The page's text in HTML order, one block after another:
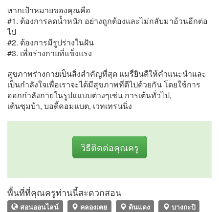
หากเป้าหมายของคุณคือ
#1. ต้องการลดน้ำหนัก อย่างถูกต้องและไม่กลับมาอ้วนอีกต่อ
ไป
#2. ต้องการมีรูปร่างในฝัน
#3. เพื่อร่างกายที่แข็งแรง
สุขภาพร่างกายเป็นสิ่งสำคัญที่สุด แมรี่ยินดีให้คำแนะนำและ
เป็นกำลังใจเพื่อเราจะได้มีสุขภาพที่ดีไปด้วยกัน โดยใช้การ
ออกกำลังกายในรูปแแบบต่างๆเช่น การเต้นทั่วไป,
เต้นซุมบ้า, บอดี้คอมแบต, เวทเทรนนิ่ง
วิธีติดต่อคุณครู
พื้นที่ที่คุณครูท่านนี้สะดวกสอน
สอนออนไลน์ คลองเตย ดินแดง
บางกะปิ